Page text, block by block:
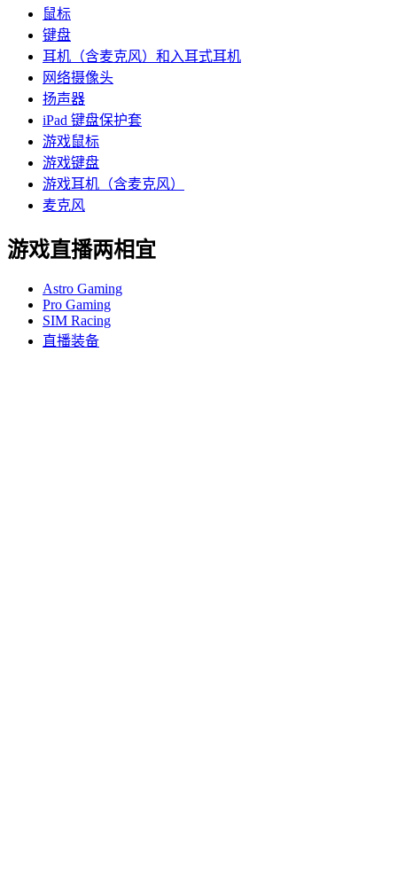
鼠标
键盘
耳机（含麦克风）和入耳式耳机
网络摄像头
扬声器
iPad 键盘保护套
游戏鼠标
游戏键盘
游戏耳机（含麦克风）
麦克风
游戏直播两相宜
Astro Gaming
Pro Gaming
SIM Racing
直播装备